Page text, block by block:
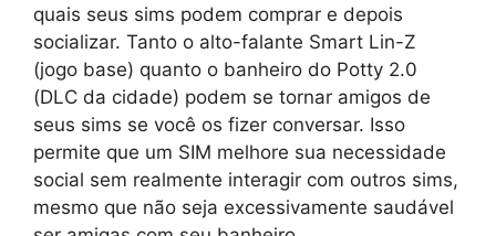
quais seus sims podem comprar e depois
socializar. Tanto o alto-falante Smart Lin-Z
(jogo base) quanto o banheiro do Potty 2.0
(DLC da cidade) podem se tornar amigos de
seus sims se você os fizer conversar. Isso
permite que um SIM melhore sua necessidade
social sem realmente interagir com outros sims,
mesmo que não seja excessivamente saudável